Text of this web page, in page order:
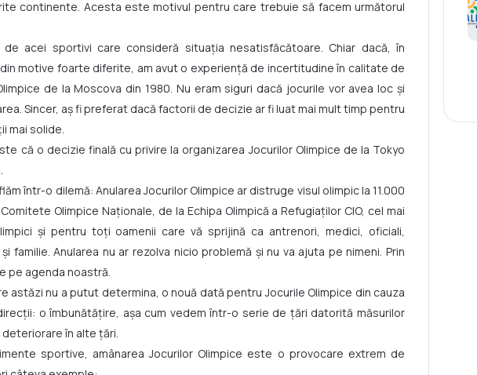
continente. Acesta este motivul pentru care trebuie să facem următorul
acei sportivi care consideră situația nesatisfăcătoare. Chiar dacă, în
motive foarte diferite, am avut o experiență de incertitudine în calitate de
de la Moscova din 1980. Nu eram siguri dacă jocurile vor avea loc și
Sincer, aș fi preferat dacă factorii de decizie ar fi luat mai mult timp pentru
mai solide.
că o decizie finală cu privire la organizarea Jocurilor Olimpice de la Tokyo
într-o dilemă: Anularea Jocurilor Olimpice ar distruge visul olimpic la 11.000
Olimpice Naționale, de la Echipa Olimpică a Refugiaților CIO, cel mai
și pentru toți oamenii care vă sprijină ca antrenori, medici, oficiali,
familie. Anularea nu ar rezolva nicio problemă și nu va ajuta pe nimeni. Prin
pe agenda noastră.
astăzi nu a putut determina, o nouă dată pentru Jocurile Olimpice din cauza
o îmbunătățire, așa cum vedem într-o serie de țări datorită măsurilor
în alte țări.
sportive, amânarea Jocurilor Olimpice este o provocare extrem de